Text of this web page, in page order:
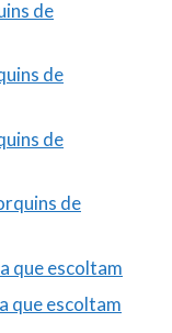
de
de
de
de
que escoltam
que escoltam